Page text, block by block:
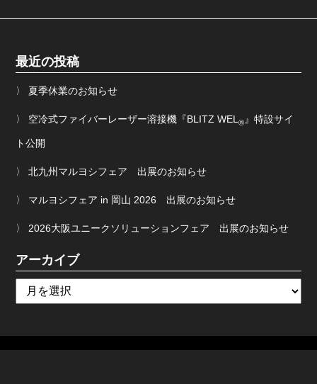
最近の投稿
夏季休業のお知らせ
空冷式ファイバーレーザー溶接機『BLITZ WEL®︎ 』特設サイ
ト公開
北九州マルヨシフェア 出展のお知らせ
マルヨシフェア in 岡山 2026 出展のお知らせ
2026大阪ユニークソリューションフェア 出展のお知らせ
アーカイブ
イ